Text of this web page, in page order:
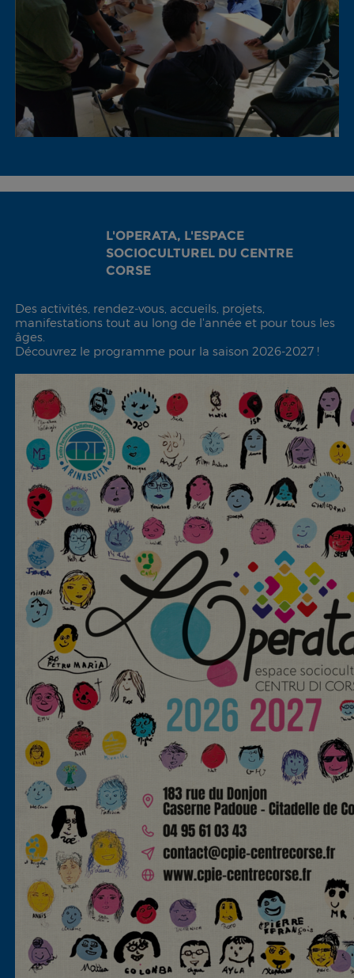
L'OPERATA, L'ESPACE
SOCIOCULTUREL DU CENTRE
CORSE
Des activités, rendez-vous, accueils, projets,
manifestations tout au long de l'année et pour tous les
âges.
Découvrez le programme pour la saison 2026-2027 !